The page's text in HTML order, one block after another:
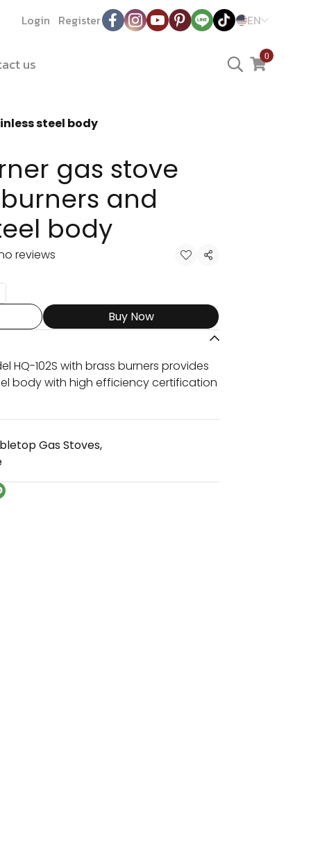
Login Register EN
us 0
steel body
gas stove
and
body
reviews Share
Buy Now
HQ-102S with brass burners provides
body with high efficiency certification
Gas Stoves,